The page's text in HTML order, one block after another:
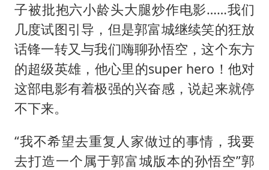
子被批抱六小龄头大腿炒作电影……我们
几度试图引导，但是郭富城继续笑的狂放
话锋一转又与我们嗨聊孙悟空，这个东方
的超级英雄，他心里的super hero！他对
这部电影有着极强的兴奋感，说起来就停
不下来。
“我不希望去重复人家做过的事情，我要
去打造一个属于郭富城版本的孙悟空”郭